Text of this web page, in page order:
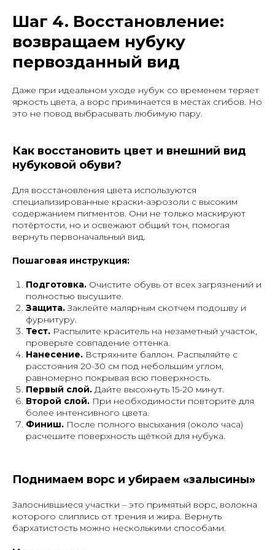
Шаг 4. Восстановление:
возвращаем нубуку
первозданный вид
Даже при идеальном уходе нубук со временем теряет
яркость цвета, а ворс приминается в местах сгибов. Но
это не повод выбрасывать любимую пару.
Как восстановить цвет и внешний вид
нубуковой обуви?
Для восстановления цвета используются
специализированные краски-аэрозоли с высоким
содержанием пигментов. Они не только маскируют
потёртости, но и освежают общий тон, помогая
вернуть первоначальный вид.
Пошаговая инструкция:
Подготовка. Очистите обувь от всех загрязнений и
полностью высушите.
Защита.Заклейте малярным скотчем подошву и
фурнитуру.
Тест. Распылите краситель на незаметный участок,
проверьте совпадение оттенка.
Нанесение. Встряхните баллон. Распыляйте с
расстояния 20-30 см под небольшим углом,
равномерно покрывая всю поверхность.
Первый слой. Дайте высохнуть 15-20 минут.
Второй слой. При необходимости повторите для
более интенсивного цвета.
Финиш. После полного высыхания (около часа)
расчешите поверхность щёткой для нубука.
Поднимаем ворс и убираем «залысины»
Залоснившиеся участки – это примятый ворс, волокна
которого слиплись от трения и жира. Вернуть
бархатистость можно несколькими способами.